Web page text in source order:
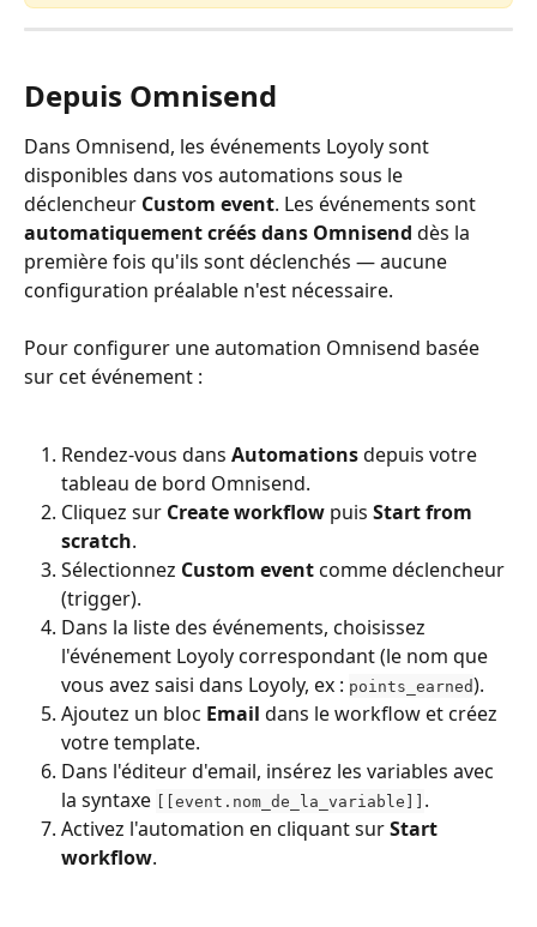
Depuis Omnisend
Dans Omnisend, les événements Loyoly sont
disponibles dans vos automations sous le
déclencheur Custom event. Les événements sont
automatiquement créés dans Omnisend dès la
première fois qu'ils sont déclenchés — aucune
configuration préalable n'est nécessaire.
Pour configurer une automation Omnisend basée
sur cet événement :
Rendez-vous dans Automations depuis votre
tableau de bord Omnisend.
Cliquez sur Create workflow puis Start from
scratch.
Sélectionnez Custom event comme déclencheur
(trigger).
Dans la liste des événements, choisissez
l'événement Loyoly correspondant (le nom que
vous avez saisi dans Loyoly, ex : points_earned).
Ajoutez un bloc Email dans le workflow et créez
votre template.
Dans l'éditeur d'email, insérez les variables avec
la syntaxe
[[event.nom_de_la_variable]] .
Activez l'automation en cliquant sur Start
workflow.